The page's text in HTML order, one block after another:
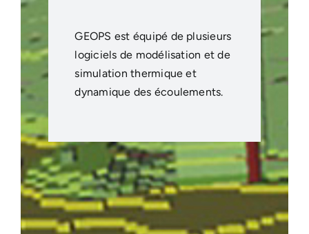
GEOPS est équipé de plusieurs
logiciels de modélisation et de
simulation thermique et
dynamique des écoulements.